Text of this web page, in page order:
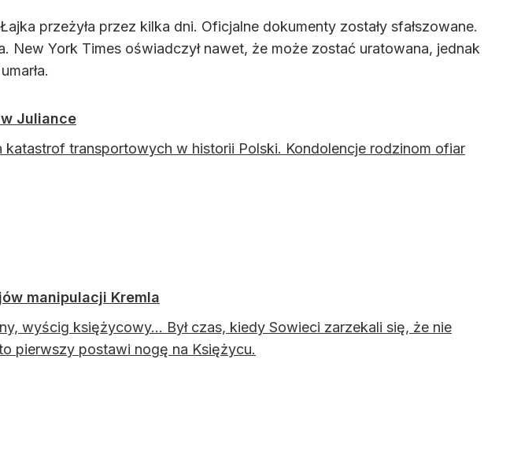
przeżyła przez kilka dni. Oficjalne dokumenty zostały sfałszowane.
New York Times oświadczył nawet, że może zostać uratowana, jednak
Juliance
katastrof transportowych w historii Polski. Kondolencje rodzinom ofiar
manipulacji Kremla
wyścig księżycowy... Był czas, kiedy Sowieci zarzekali się, że nie
pierwszy postawi nogę na Księżycu.